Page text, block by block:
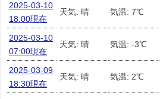
2025-03-10
18:00現在
天気: 晴 気温: 7℃
2025-03-10
07:00現在
天気: 晴 気温: -3℃
2025-03-09
18:30現在
天気: 晴 気温: 2℃